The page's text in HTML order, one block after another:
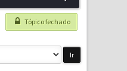
Tópico fechado